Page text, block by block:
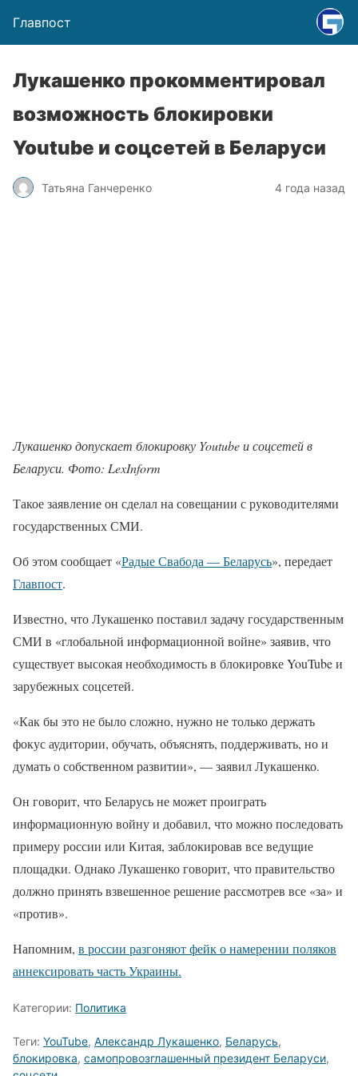
Главпост
Лукашенко прокомментировал
возможность блокировки
Youtube и соцсетей в Беларуси
Татьяна Ганчеренко 4 года назад
Лукашенко допускает блокировку Youtube и соцсетей в
Беларуси. Фото: LexInform
Такое заявление он сделал на совещании с руководителями
государственных СМИ.
Об этом сообщает «Радые Свабода — Беларусь», передает
Главпост.
Известно, что Лукашенко поставил задачу государственным
СМИ в «глобальной информационной войне» заявив, что
существует высокая необходимость в блокировке YouTube и
зарубежных соцсетей.
«Как бы это не было сложно, нужно не только держать
фокус аудитории, обучать, объяснять, поддерживать, но и
думать о собственном развитии», — заявил Лукашенко.
Он говорит, что Беларусь не может проиграть
информационную войну и добавил, что можно последовать
примеру россии или Китая, заблокировав все ведущие
площадки. Однако Лукашенко говорит, что правительство
должно принять взвешенное решение рассмотрев все «за» и
«против».
Напомним, в россии разгоняют фейк о намерении поляков
аннексировать часть Украины.
Категории: Политика
Теги: YouTube, Александр Лукашенко, Беларусь,
блокировка, самопровозглашенный президент Беларуси,